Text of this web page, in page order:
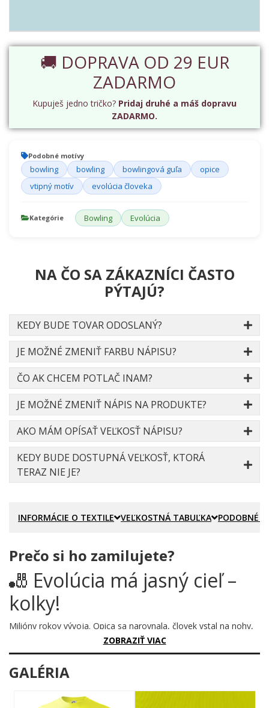
🚚 DOPRAVA OD 29 EUR
ZADARMO
Kupuješ jedno tričko? Pridaj druhé a máš dopravu
ZADARMO.
Podobné motívy
bowling bowling bowlingová guľa
opice
vtipný motív
evolúcia človeka
Kategórie Bowling Evolúcia
NA ČO SA ZÁKAZNÍCI ČASTO
PÝTAJÚ?
KEDY BUDE TOVAR ODOSLANÝ?
JE MOŽNÉ ZMENIŤ FARBU NÁPISU?
ČO AK CHCEM POTLAČ INAM?
JE MOŽNÉ ZMENIŤ NÁPIS NA PRODUKTE?
AKO MÁM OPÍSAŤ VEĽKOSŤ NÁPISU?
KEDY BUDE DOSTUPNÁ VEĽKOSŤ, KTORÁ
TERAZ NIE JE?
INFORMÁCIE O TEXTILE VEĽKOSTNÁ TABUĽKA PODOBNÉ
Prečo si ho zamilujete?
🎳 Evolúcia má jasný cieľ –
kolky!
Milióny rokov vývoja. Opica sa narovnala, človek vstal na nohy,
mozog narástol, ruky sa uvoľnili... a potom prišlo to
najdôležitejšie. Vzal do rúk bowlingovú guľu a zamieril na kolky.
Príroda vedela, čo robí. Celá evolúcia smerovala k tomuto
okamihu a tento motív to dokazuje s presnosťou, ktorá by
ZOBRAZIŤ VIAC
GALÉRIA